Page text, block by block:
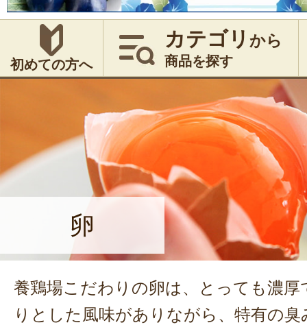
初めての方へ
カテゴリ から
商品を探す
卵
養鶏場こだわりの卵は、とっても濃
りとした風味がありながら、特有の